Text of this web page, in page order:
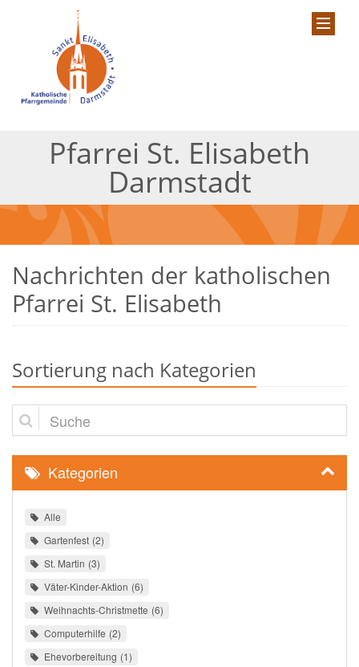
Pfarrei St. Elisabeth
Darmstadt
Nachrichten der katholischen
Pfarrei St. Elisabeth
Sortierung nach Kategorien
Suche
Kategorien
Alle
Gartenfest 2
St. Martin 3
Väter-Kinder-Aktion 6
Weihnachts-Christmette 6
Computerhilfe 2
Ehevorbereitung 1